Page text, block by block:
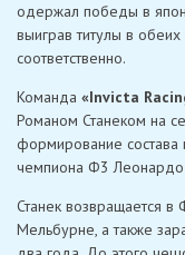
одержал победы в
выиграв титулы в
соответственно.
Команда «Invicta
Романом Станеком на
формирование
чемпиона Ф3
Станек возвращается в
Мельбурне, а также